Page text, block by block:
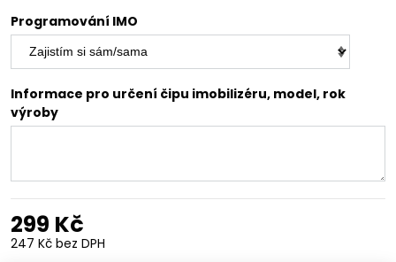
Programování IMO
Informace pro určení čipu imobilizéru, model, rok
výroby
299 Kč
247 Kč bez DPH